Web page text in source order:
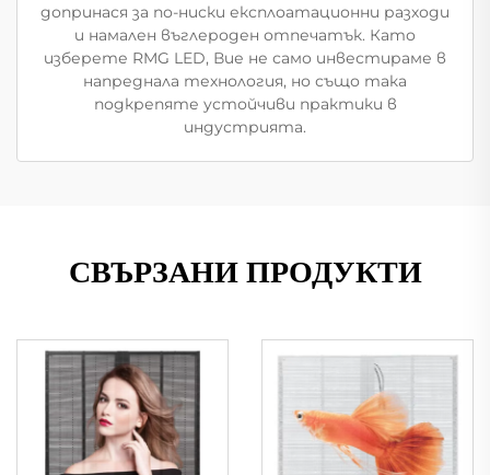
допринася за по-ниски експлоатационни разходи
и намален въглероден отпечатък. Като
изберете RMG LED, Вие не само инвестираме в
напреднала технология, но също така
подкрепяте устойчиви практики в
индустрията.
СВЪРЗАНИ ПРОДУКТИ